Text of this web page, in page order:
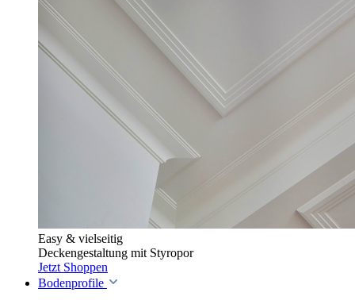
Easy & vielseitig
Deckengestaltung mit Styropor
Jetzt Shoppen
Bodenprofile